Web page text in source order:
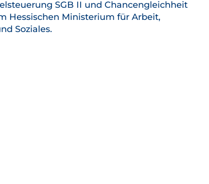
SGB II und Chancengleichheit
Hessischen Ministerium für Arbeit,
Soziales.